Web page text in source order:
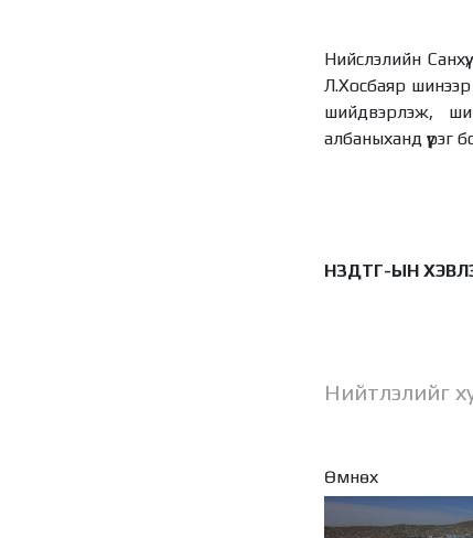
Нийслэлийн
Л.Хосбаяр
шийдвэрлэж,
албаныханд үүрэг
НЗДТГ-ЫН
Нийтлэлийг
Өмнөх